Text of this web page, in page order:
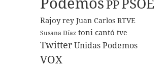
PPPSOE
Rajoy rey Juan Carlos RTVE
Susana Díaz toni cantó tve
TwitterUnidas Podemos
VOX